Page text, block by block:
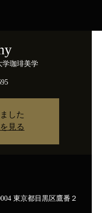
学珈琲美学
した
見る
東京都目黒区鷹番２